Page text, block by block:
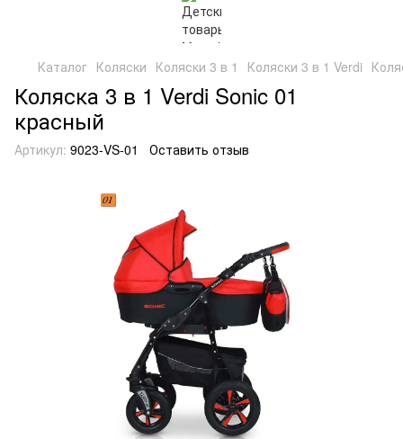
Каталог Коляски Коляски 3 в 1 Коляски 3 в 1 Verdi
Коляска 3 в 1 Verdi Sonic 01
красный
Артикул: 9023-VS-01 Оставить отзыв